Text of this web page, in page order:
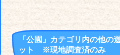
「公園」カテゴリ内の他の
ット ※現地調査済のみ